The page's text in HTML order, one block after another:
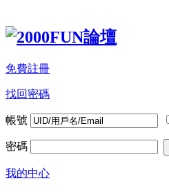
免費註冊
找回密碼
帳號
密碼
我的中心